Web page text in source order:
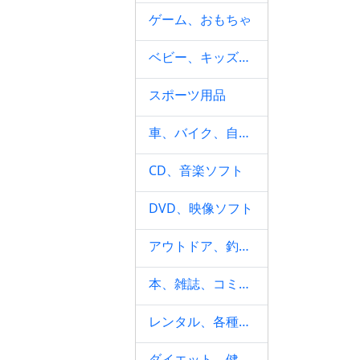
ゲーム、おもちゃ
ベビー、キッズ、マタニティ
スポーツ用品
車、バイク、自転車
CD、音楽ソフト
DVD、映像ソフト
アウトドア、釣り、旅行用品
本、雑誌、コミック
レンタル、各種サービス